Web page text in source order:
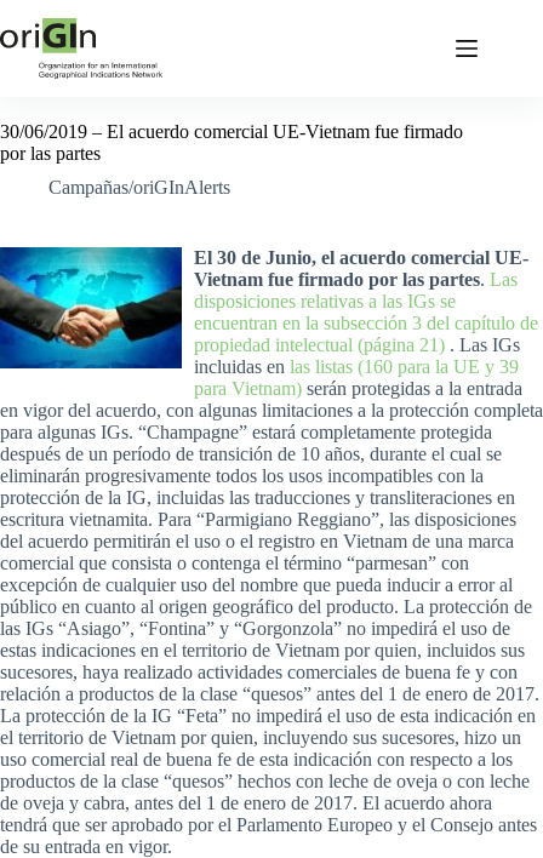
30/06/2019 – El acuerdo comercial UE-Vietnam fue firmado
por las partes
Campañas/oriGInAlerts
El 30 de Junio, el acuerdo comercial UE-
Vietnam fue firmado por las partes. Las
disposiciones relativas a las IGs se
encuentran en la subsección 3 del capítulo de
propiedad intelectual (página 21) . Las IGs
incluidas en las listas (160 para la UE y 39
para Vietnam) serán protegidas a la entrada
en vigor del acuerdo, con algunas limitaciones a la protección completa
para algunas IGs. “Champagne” estará completamente protegida
después de un período de transición de 10 años, durante el cual se
eliminarán progresivamente todos los usos incompatibles con la
protección de la IG, incluidas las traducciones y transliteraciones en
escritura vietnamita. Para “Parmigiano Reggiano”, las disposiciones
del acuerdo permitirán el uso o el registro en Vietnam de una marca
comercial que consista o contenga el término “parmesan” con
excepción de cualquier uso del nombre que pueda inducir a error al
público en cuanto al origen geográfico del producto. La protección de
las IGs “Asiago”, “Fontina” y “Gorgonzola” no impedirá el uso de
estas indicaciones en el territorio de Vietnam por quien, incluidos sus
sucesores, haya realizado actividades comerciales de buena fe y con
relación a productos de la clase “quesos” antes del 1 de enero de 2017.
La protección de la IG “Feta” no impedirá el uso de esta indicación en
el territorio de Vietnam por quien, incluyendo sus sucesores, hizo un
uso comercial real de buena fe de esta indicación con respecto a los
productos de la clase “quesos” hechos con leche de oveja o con leche
de oveja y cabra, antes del 1 de enero de 2017. El acuerdo ahora
tendrá que ser aprobado por el Parlamento Europeo y el Consejo antes
de su entrada en vigor.